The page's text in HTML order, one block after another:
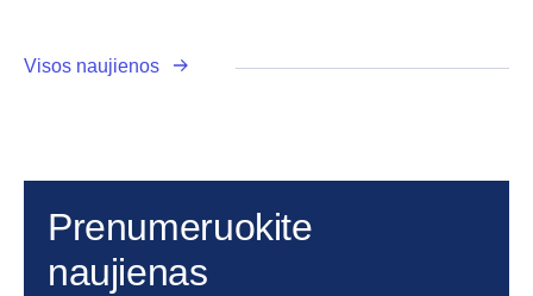
Visos naujienos
Prenumeruokite
naujienas